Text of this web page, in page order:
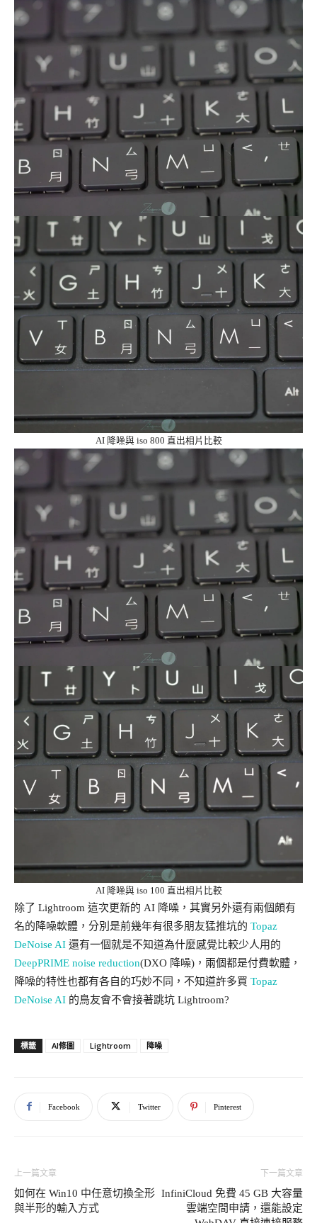
AI 降噪與 iso 800 直出相片比較
AI 降噪與 iso 100 直出相片比較
除了 Lightroom 這次更新的 AI 降噪，其實另外還有兩個頗有
名的降噪軟體，分別是前幾年有很多朋友猛推坑的 Topaz
DeNoise AI 還有一個就是不知道為什麼感覺比較少人用的
DeepPRIME noise reduction(DXO 降噪)，兩個都是付費軟體，
降噪的特性也都有各自的巧妙不同，不知道許多買 Topaz
DeNoise AI 的鳥友會不會接著跳坑 Lightroom?
標籤 AI修圖 Lightroom 降噪
Facebook Twitter Pinterest
上一篇文章
如何在 Win10 中任意切換全形
與半形的輸入方式
下一篇文章
InfiniCloud 免費 45 GB 大容量
雲端空間申請，還能設定